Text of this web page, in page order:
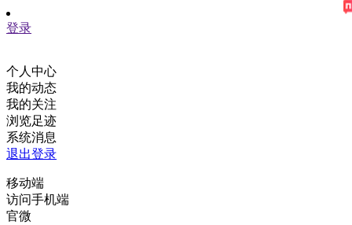
登录
个人中心
我的动态
我的关注
浏览足迹
系统消息
退出登录
移动端
访问手机端
官微